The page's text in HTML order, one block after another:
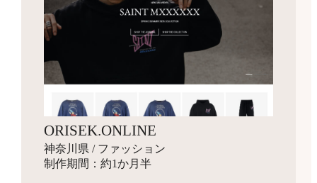
ORISEK.ONLINE
神奈川県 / ファッション
制作期間：約1か月半